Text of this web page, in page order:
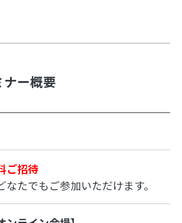
ナー概要
ご招待
たでもご参加いただけます。